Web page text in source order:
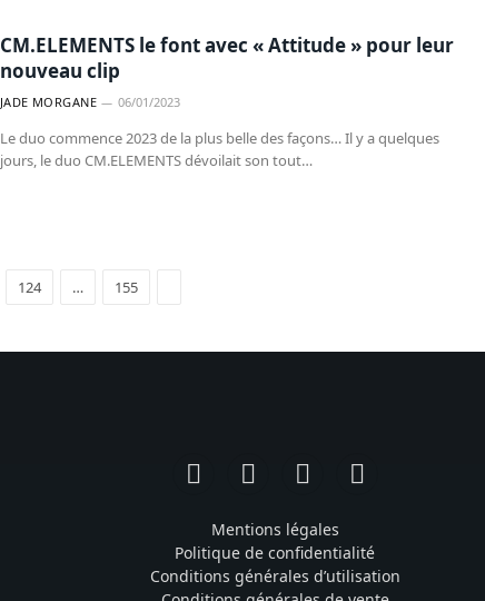
CM.ELEMENTS le font avec « Attitude » pour leur
nouveau clip
JADE MORGANE 06/01/2023
Le duo commence 2023 de la plus belle des façons… Il y a quelques
jours, le duo CM.ELEMENTS dévoilait son tout…
124 … 155
FacebookInstagramTikTok YouTube
Mentions légales
Politique de confidentialité
Conditions générales d’utilisation